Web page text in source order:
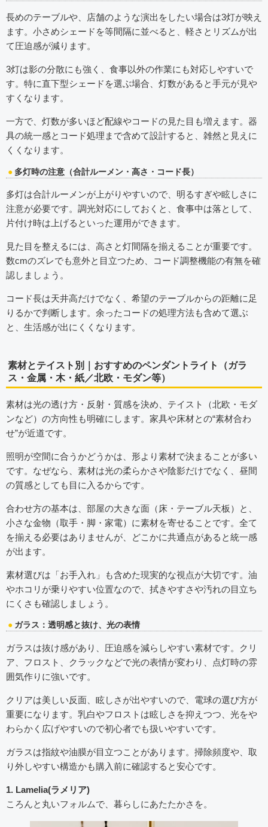
長めのテーブルや、店舗のような演出をしたい場合は3灯が映え
ます。小さめシェードを等間隔に並べると、軽さとリズムが出
て圧迫感が減ります。
3灯は影の分散にも強く、食事以外の作業にも対応しやすいで
す。特に直下型シェードを選ぶ場合、灯数があると手元が見や
すくなります。
一方で、灯数が多いほど配線やコードの見た目も増えます。器
具の統一感とコード処理まで含めて設計すると、雑然と見えに
くくなります。
多灯時の注意（合計ルーメン・高さ・コード長）
多灯は合計ルーメンが上がりやすいので、明るすぎや眩しさに
注意が必要です。調光対応にしておくと、食事中は落として、
片付け時は上げるといった運用ができます。
見た目を整えるには、高さと灯間隔を揃えることが重要です。
数cmのズレでも意外と目立つため、コード調整機能の有無を確
認しましょう。
コード長は天井高だけでなく、希望のテーブルからの距離に足
りるかで判断します。余ったコードの処理方法も含めて選ぶ
と、生活感が出にくくなります。
素材とテイスト別｜おすすめのペンダントライト（ガラ
ス・金属・木・紙／北欧・モダン等）
素材は光の透け方・反射・質感を決め、テイスト（北欧・モダ
ンなど）の方向性も明確にします。家具や床材との“素材合わ
せ”が近道です。
照明が空間に合うかどうかは、形より素材で決まることが多い
です。なぜなら、素材は光の柔らかさや陰影だけでなく、昼間
の質感としても目に入るからです。
合わせ方の基本は、部屋の大きな面（床・テーブル天板）と、
小さな金物（取手・脚・家電）に素材を寄せることです。全て
を揃える必要はありませんが、どこかに共通点があると統一感
が出ます。
素材選びは「お手入れ」も含めた現実的な視点が大切です。油
やホコリが乗りやすい位置なので、拭きやすさや汚れの目立ち
にくさも確認しましょう。
ガラス：透明感と抜け、光の表情
ガラスは抜け感があり、圧迫感を減らしやすい素材です。クリ
ア、フロスト、クラックなどで光の表情が変わり、点灯時の雰
囲気作りに強いです。
クリアは美しい反面、眩しさが出やすいので、電球の選び方が
重要になります。乳白やフロストは眩しさを抑えつつ、光をや
わらかく広げやすいので初心者でも扱いやすいです。
ガラスは指紋や油膜が目立つことがあります。掃除頻度や、取
り外しやすい構造かも購入前に確認すると安心です。
1. Lamelia(ラメリア)
ころんと丸いフォルムで、暮らしにあたたかさを。